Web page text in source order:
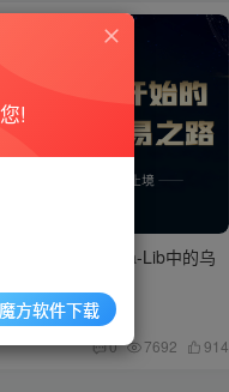
】第五十六节：Ta-Lib中的乌
Python基础
0 7692 914
!
方软件下载